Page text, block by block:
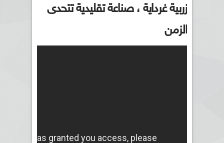
زربية غرداية ، صناعة تقليدية تتحدى
الزمن